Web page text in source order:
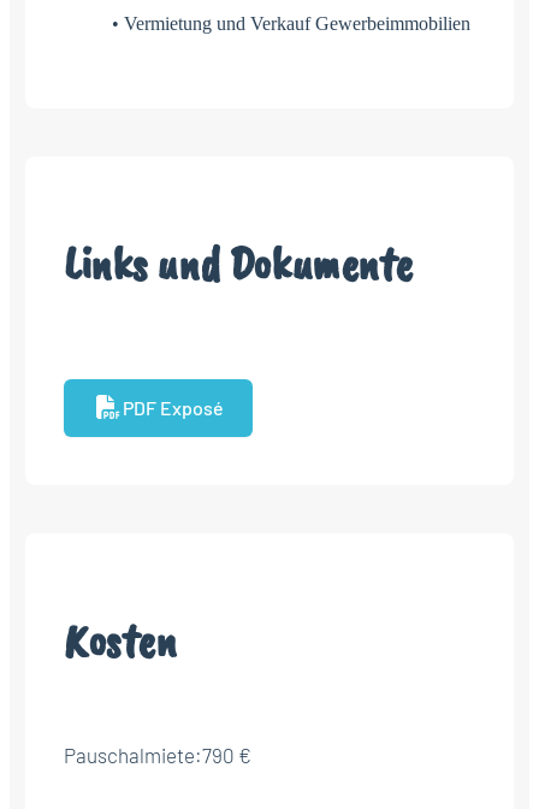
• Vermietung und Verkauf Gewerbeimmobilien
Links und Dokumente
PDF Exposé
Kosten
Pauschalmiete:790 €